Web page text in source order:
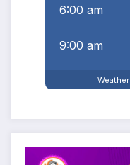
6:00 am
9:00 am